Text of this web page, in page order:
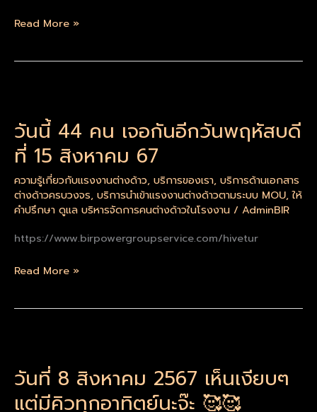
Read More »
วันนี้ 44 คน เจอกันอีกวันพฤหัสบดี
ที่ 15 สิงหาคม 67
ความรู้เกี่ยวกับแรงงานต่างด้าว, บริการของเรา, บริการด้านเอกสาร
ต่างด้าวครบวงจร, บริการนำเข้าแรงงานต่างด้าวตามระบบ MOU,ให้
คำปรึกษา ดูแล บริหารจัดการคนต่างด้าวในโรงงาน / AdminBIR
https://www.birpowergroupservice.com/hivetur
44
คน
เจอ
กัน
อีก
วัน
พฤหัสบดี
15
Read More »
วันที่ 8 สิงหาคม 2567 เห็นเงียบๆ
แต่มีคิวทุกอาทิตย์นะจ๊ะ 🥰🥰
8
สิงหาคม